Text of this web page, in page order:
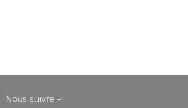
Nous suivre -